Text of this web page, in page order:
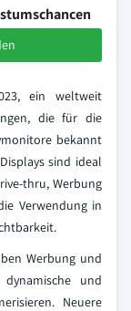
ein weltweit
die für die
bekannt
sind ideal
thru, Werbung
Verwendung in
Werbung und
und
Neuere